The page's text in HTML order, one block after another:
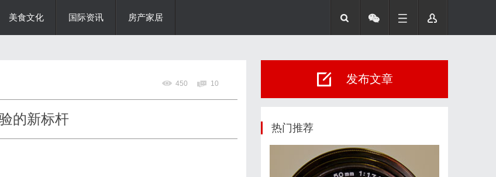
美食文化 国际资讯 房产家居
450 10
的新标杆
发布文章
热门推荐